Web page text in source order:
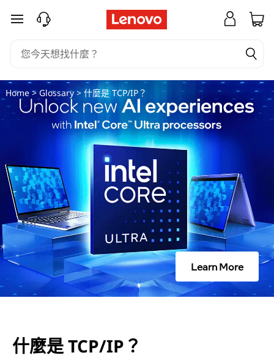
什
T
C
/
P
？
跳至主要內容
Home> Glossary> 什麼是 TCP/IP？
Learn More
什麼是 TCP/IP？